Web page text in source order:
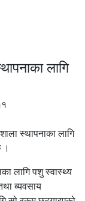
लागि
स्थापनाका लागि
।
लागि पशु स्वास्थ्य
ब्यवसाय